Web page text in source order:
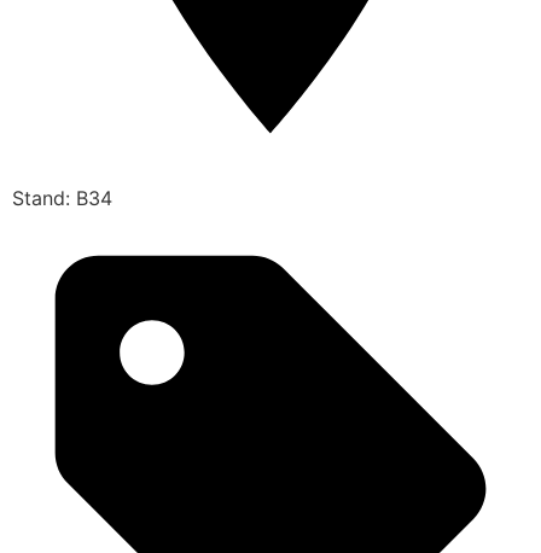
Stand: B34